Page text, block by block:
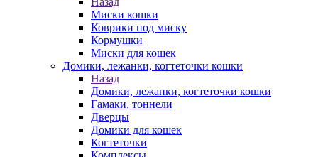
Миски кошки
Коврики под миску
Кормушки
Миски для кошек
Домики, лежанки, когтеточки кошки
Назад
Домики, лежанки, когтеточки кошки
Гамаки, тоннели
Дверцы
Домики для кошек
Когтеточки